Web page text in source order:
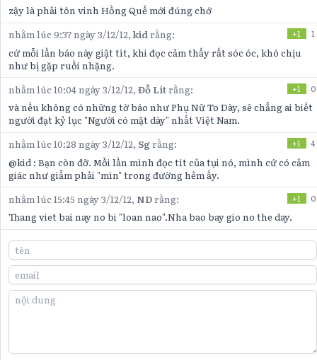
zậy là phải tôn vinh Hồng Quế mới đúng chớ
nhằm lúc 9:37 ngày 3/12/12,kidrằng: +1 1
cứ mỗi lần báo này giật tít, khi đọc cảm thấy rất sóc óc, khó chịu
như bị gặp ruồi nhặng.
nhằm lúc 10:04 ngày 3/12/12,Đỗ Lítrằng: +1 0
và nếu không có những tờ báo như Phụ Nữ To Dày, sẽ chẳng ai biết
người đạt kỷ lục "Người có mặt dày" nhất Việt Nam.
nhằm lúc 10:28 ngày 3/12/12,Sgrằng: +1 4
@kid : Bạn còn đỡ. Mỗi lần mình đọc tít của tụi nó, mình cứ có cảm
giác như giẫm phải "mìn" trong đường hẻm ấy.
nhằm lúc 15:45 ngày 3/12/12, NDrằng: +1 0
Thang viet bai nay no bi "loan nao".Nha bao bay gio no the day.